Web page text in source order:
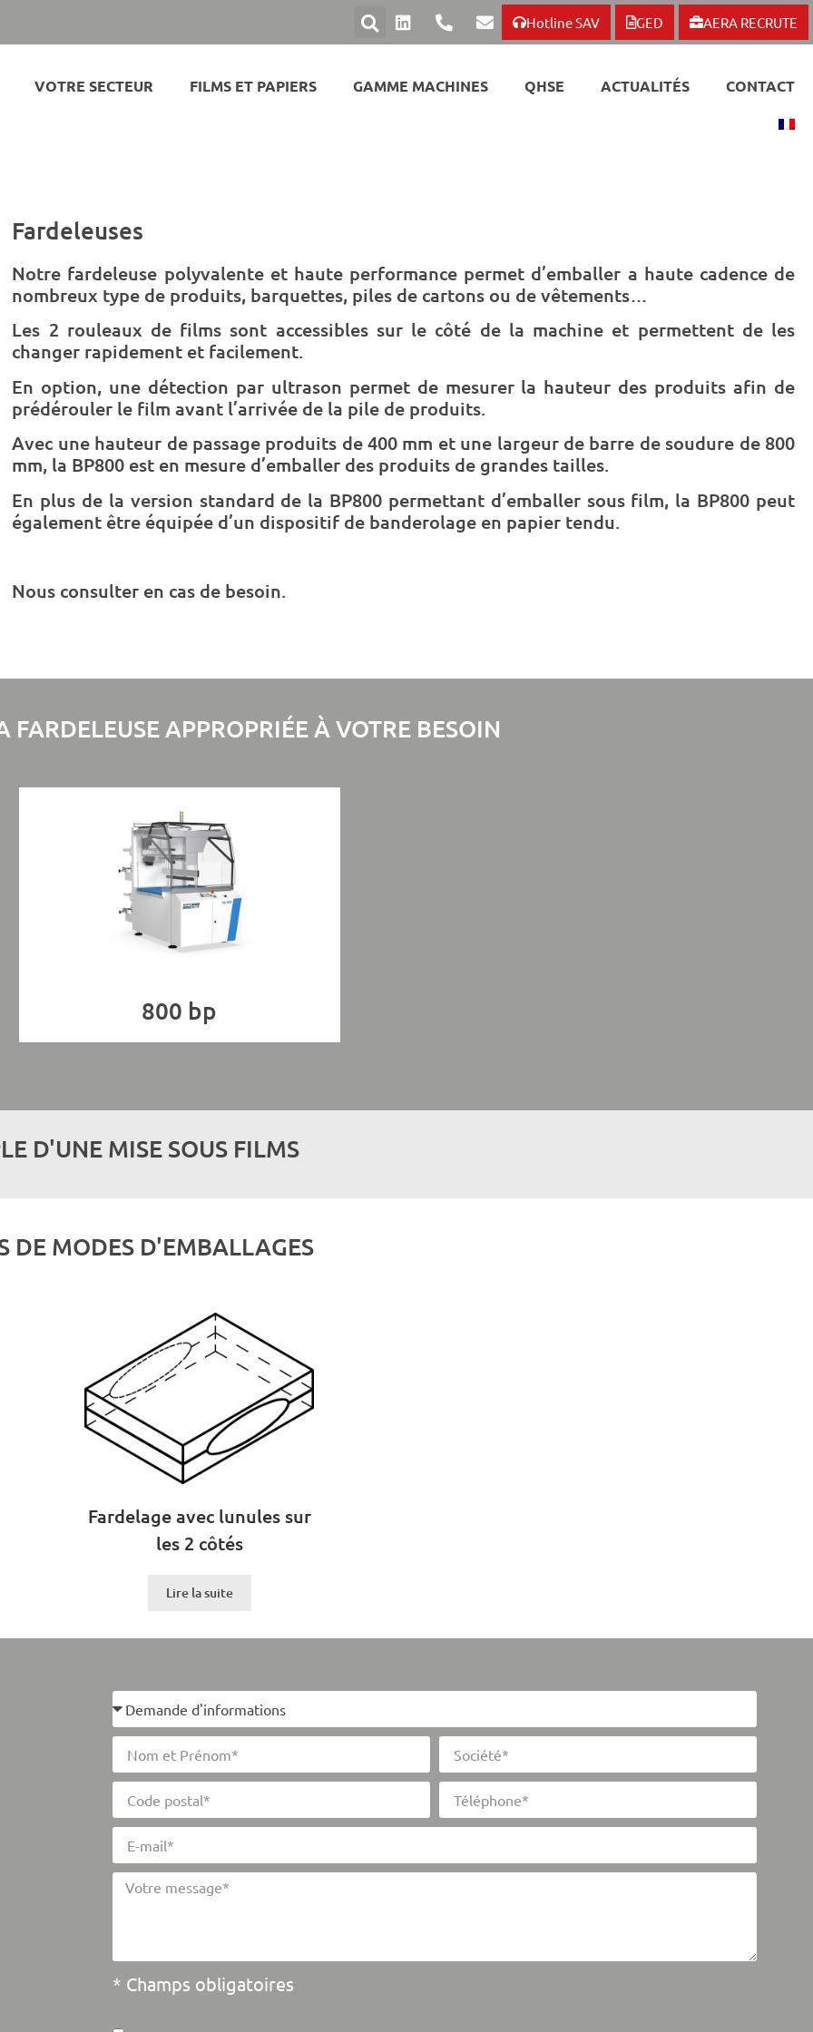
Hotline SAV GED AERA RECRUTE
VOTRE SECTEUR FILMS ET PAPIERS GAMME MACHINES QHSE ACTUALITÉS CONTACT
Fardeleuses
Notre fardeleuse polyvalente et haute performance permet d’emballer a haute cadence de
nombreux type de produits, barquettes, piles de cartons ou de vêtements…
Les 2 rouleaux de films sont accessibles sur le côté de la machine et permettent de les
changer rapidement et facilement.
En option, une détection par ultrason permet de mesurer la hauteur des produits afin de
prédérouler le film avant l’arrivée de la pile de produits.
Avec une hauteur de passage produits de 400 mm et une largeur de barre de soudure de 800
mm, la BP800 est en mesure d’emballer des produits de grandes tailles.
En plus de la version standard de la BP800 permettant d’emballer sous film, la BP800 peut
également être équipée d’un dispositif de banderolage en papier tendu.
Nous consulter en cas de besoin.
FARDELEUSE APPROPRIÉE À VOTRE BESOIN
800 bp
D'UNE MISE SOUS FILMS
DE MODES D'EMBALLAGES
Fardelage avec lunules sur
les 2 côtés
Lire la suite
* Champs obligatoires